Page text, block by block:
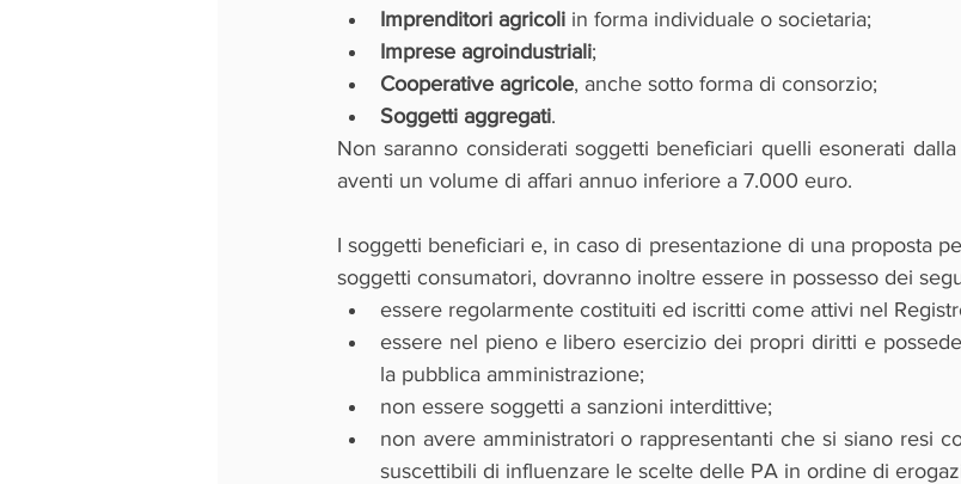
Imprenditori agricoli in forma individuale o societaria;
Imprese agroindustriali;
Cooperative agricole, anche sotto forma di consorzio;
Soggetti aggregati.
Non saranno considerati soggetti beneficiari quelli esonerati
aventi un volume di affari annuo inferiore a 7.000 euro.
I soggetti beneficiari e, in caso di presentazione di una proposta
soggetti consumatori, dovranno inoltre essere in possesso dei
essere regolarmente costituiti ed iscritti come attivi nel
essere nel pieno e libero esercizio dei propri diritti e
la pubblica amministrazione;
non essere soggetti a sanzioni interdittive;
non avere amministratori o rappresentanti che si siano resi
suscettibili di influenzare le scelte delle PA in ordine di